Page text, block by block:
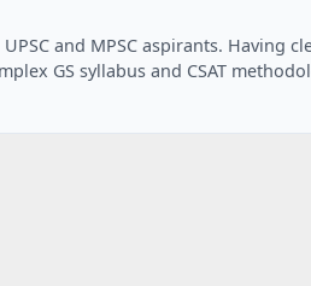
and MPSC aspirants. Having
GS syllabus and CSAT